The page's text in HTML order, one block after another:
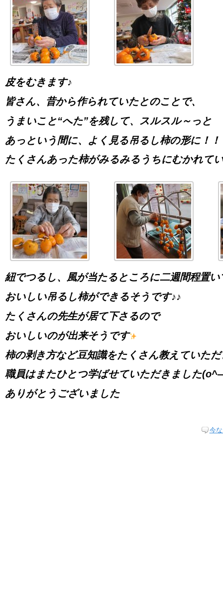
皮をむきます♪
皆さん、昔から作られていたとのことで、
うまいこと“へた”を残して、スルスル～っと
あっという間に、よく見る吊るし柿の形に！！
たくさんあった柿がみるみるうちにむかれて
紐でつるし、風が当たるところに二週間程置
おいしい吊るし柿ができるそうです♪♪
たくさんの先生が居て下さるので
おいしいのが出来そうです
柿の剥き方など豆知識をたくさん教えていた
職員はまたひとつ学ばせていただきました
ありがとうございました
今